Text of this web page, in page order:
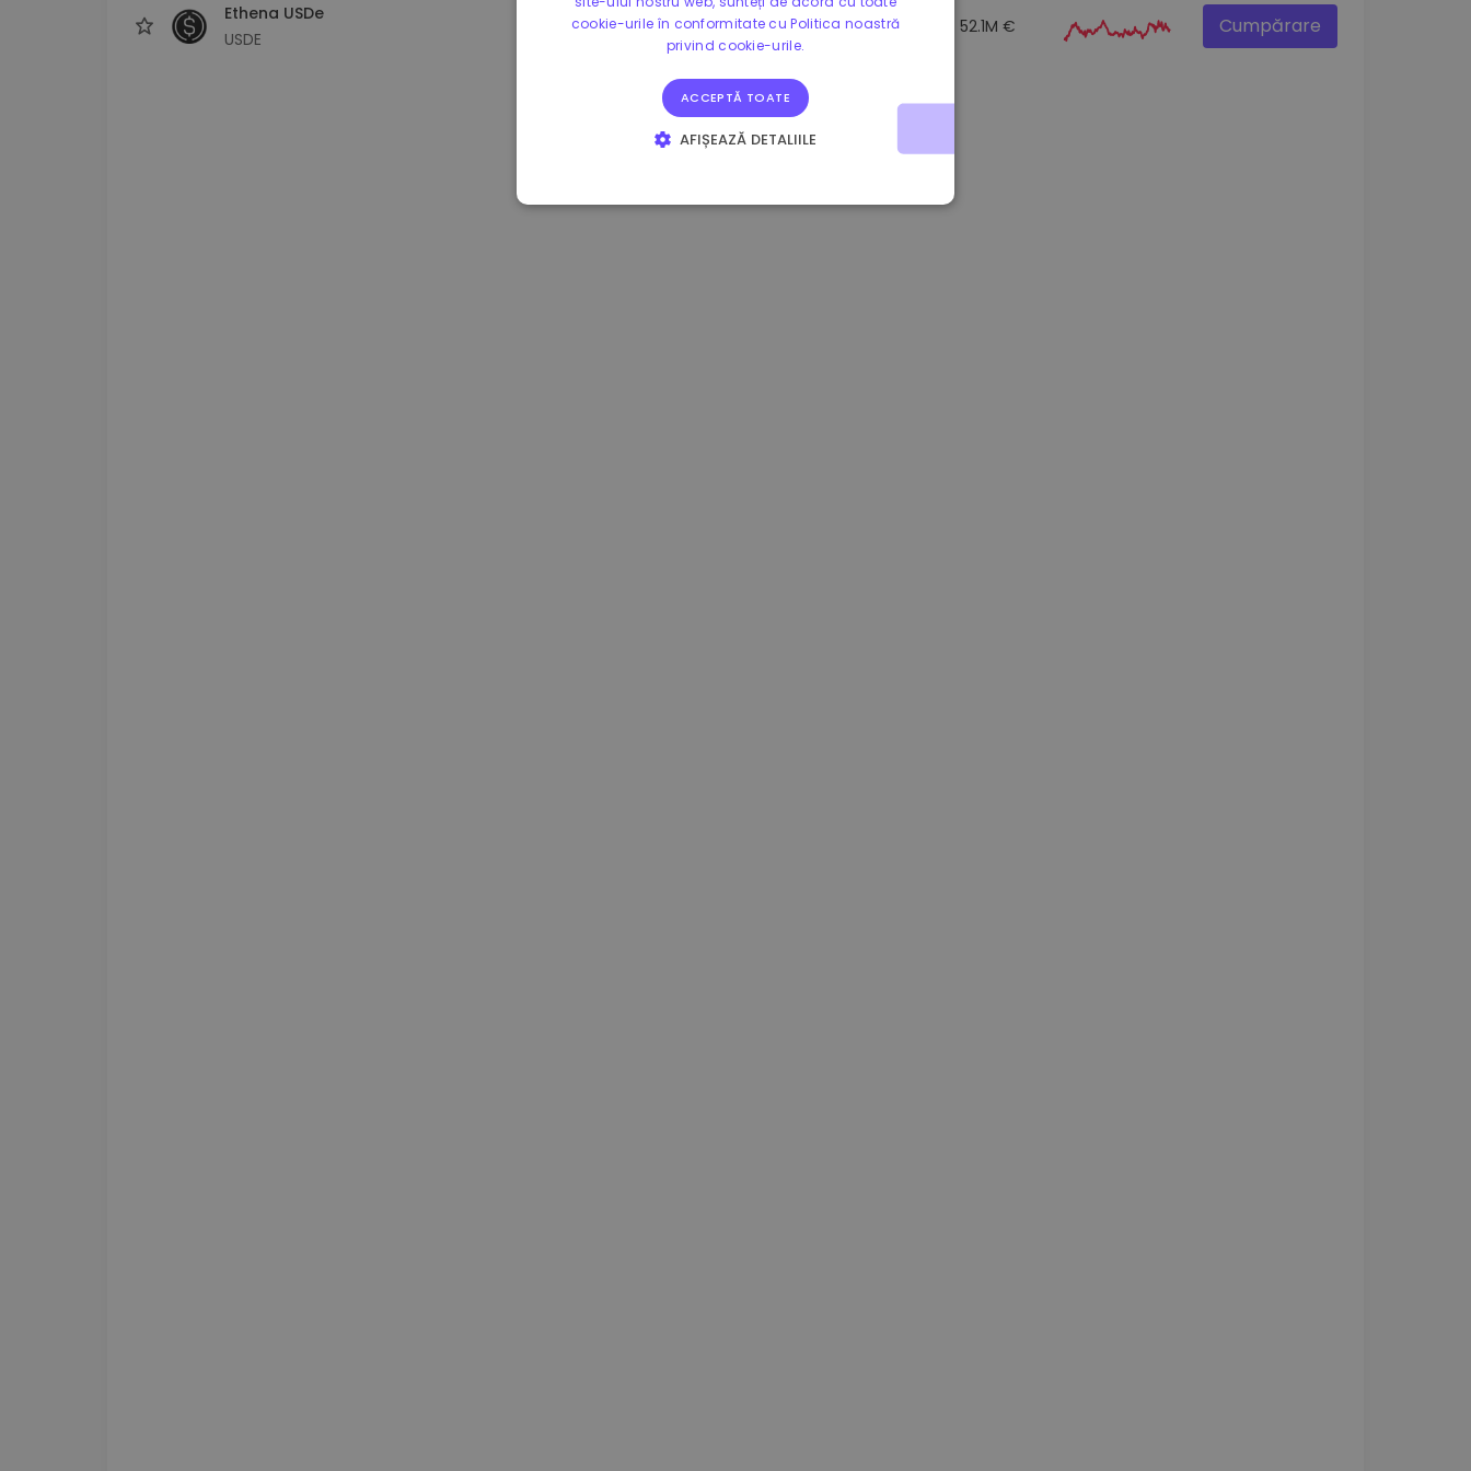
Ethena USDe
USDE
0.865660 € 0.00% 3.4B € 52.1M € Cumpărare
cookie-urile în conformitate cu Politica noastră
privind cookie-urile.
ACCEPTĂ TOATE
AFIȘEAZĂ DETALIILE